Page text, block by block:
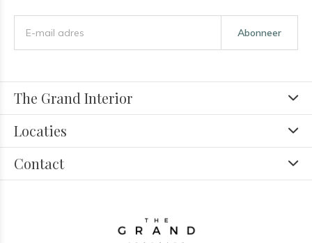
Abonneer
The Grand Interior
Locaties
Contact